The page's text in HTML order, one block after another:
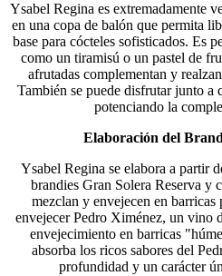
Ysabel Regina es extremadamente
en una copa de balón que permita
base para cócteles sofisticados. Es
como un tiramisú o un pastel de
afrutadas complementan y
También se puede disfrutar junto a
potenciando la
Elaboración del
Ysabel Regina se elabora a partir
brandies Gran Solera Reserva y
mezclan y envejecen en barricas
envejecer Pedro Ximénez, un vino
envejecimiento en barricas
absorba los ricos sabores del
profundidad y un carácter